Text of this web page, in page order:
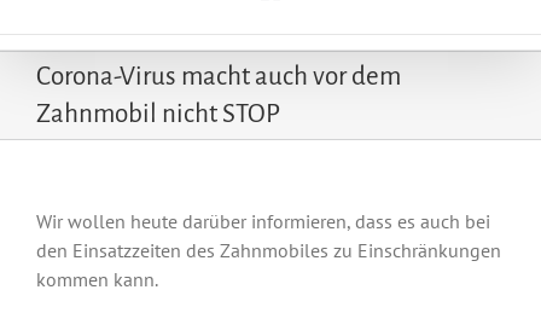
Corona-Virus macht auch vor dem
Zahnmobil nicht STOP
Wir wollen heute darüber informieren, dass es auch bei
den Einsatzzeiten des Zahnmobiles zu Einschränkungen
kommen kann.